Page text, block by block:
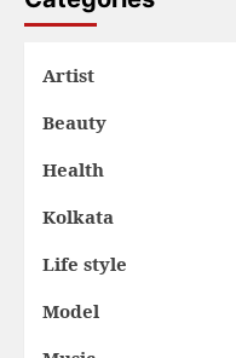
Artist
Beauty
Health
Kolkata
Life style
Model